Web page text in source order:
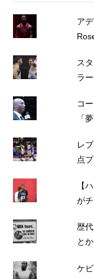
ア
ス
ラ
コ
「
レ
点
【
が
歴
とか
ケ